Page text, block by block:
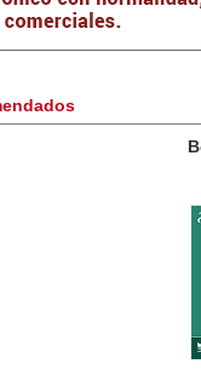
Agroalimentaria